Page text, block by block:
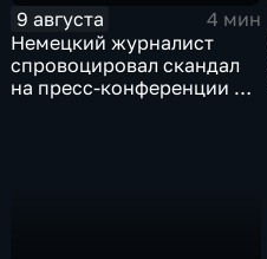
9 августа
4 мин
Немецкий журналист
спровоцировал скандал
на пресс-конференции в